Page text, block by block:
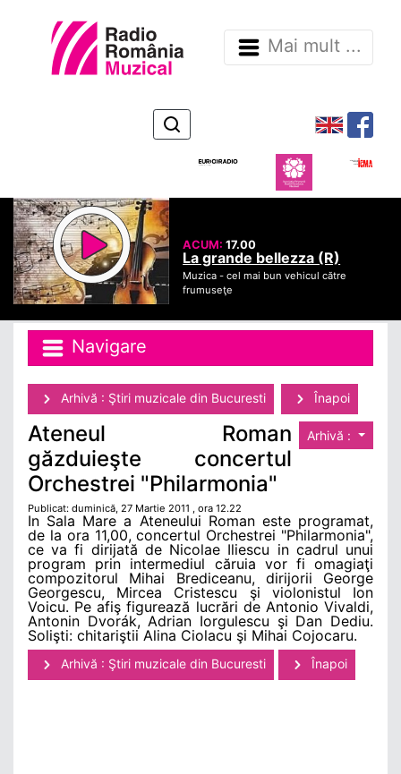
Mai mult ...
ACUM:17.00
La grande bellezza (R)
Muzica -cel mai bun vehicul către
frumuseţe
Navigare
Arhivă : Ştiri muzicale din Bucuresti Înapoi
Arhivă :
Ateneul Roman
găzduieşte concertul
Orchestrei "Philarmonia"
Publicat: duminică, 27 Martie 2011 , ora 12.22
In Sala Mare a Ateneului Roman este programat,
de la ora 11,00, concertul Orchestrei "Philarmonia",
ce va fi dirijată de Nicolae Iliescu in cadrul unui
program prin intermediul căruia vor fi omagiaţi
compozitorul Mihai Brediceanu, dirijorii George
Georgescu, Mircea Cristescu şi violonistul Ion
Voicu. Pe afiş figurează lucrări de Antonio Vivaldi,
Antonin Dvorák, Adrian Iorgulescu şi Dan Dediu.
Solişti: chitariştii Alina Ciolacu şi Mihai Cojocaru.
Arhivă : Ştiri muzicale din Bucuresti Înapoi